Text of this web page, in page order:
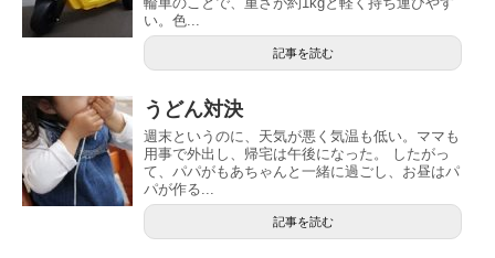
い。色...
記事を読む
うどん対決
週末というのに、天気が悪く気温も低い。ママも
用事で外出し、帰宅は午後になった。 したがっ
て、パパがもあちゃんと一緒に過ごし、お昼はパ
パが作る...
記事を読む